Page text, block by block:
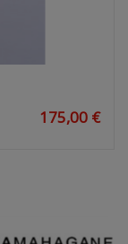
175,00 €